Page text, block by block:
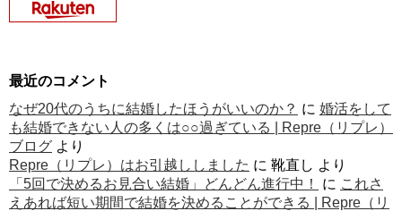
最近のコメント
なぜ20代のうちに結婚したほうがいいのか？ に 婚活をして
も結婚できない人の多くは○○過ぎている | Repre（リプレ）
ブログ より
Repre（リプレ）はお引越ししました に 靴直し より
「5回で決めるお見合い結婚」どんどん進行中！
に これさ
えあれば短い期間で結婚を決めることができる | Repre（リ